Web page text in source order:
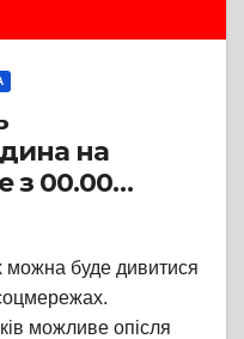
на
з 00.00
можна буде дивитися
можливе опісля